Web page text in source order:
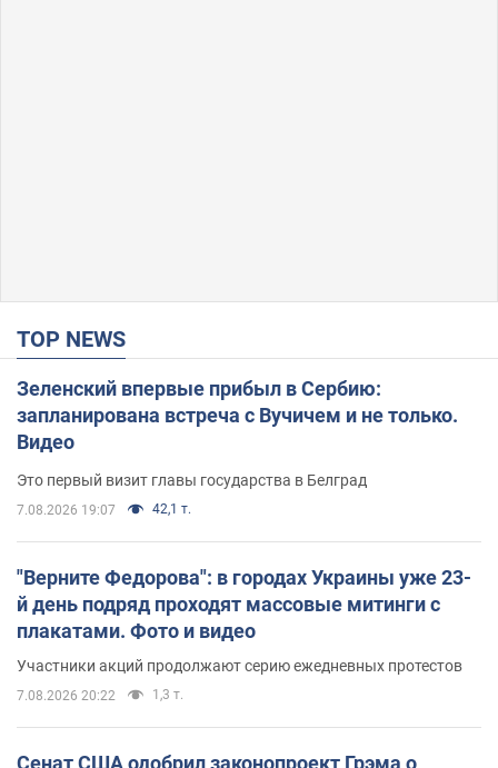
TOP NEWS
Зеленский впервые прибыл в Сербию:
запланирована встреча с Вучичем и не только.
Видео
Это первый визит главы государства в Белград
7.08.2026 19:07 42,1 т.
"Верните Федорова": в городах Украины уже 23-
й день подряд проходят массовые митинги с
плакатами. Фото и видео
Участники акций продолжают серию ежедневных протестов
7.08.2026 20:22 1,3 т.
Сенат США одобрил законопроект Грэма о